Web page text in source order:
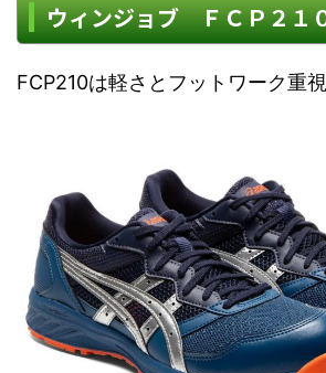
ウィンジョブ ＦＣＰ２１
FCP210は軽さとフットワーク重